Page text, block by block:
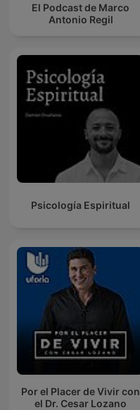
El Podcast de Marco
Antonio Regil
Psicología Espiritual
Por el Placer de Vivir con
el Dr. Cesar Lozano